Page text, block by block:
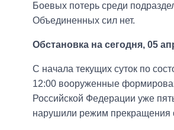
Боевых потерь среди
Объединенных сил нет.
Обстановка на сегодня, 05
С начала текущих суток по
12:00 вооруженные
Российской Федерации уже
нарушили режим прекращения